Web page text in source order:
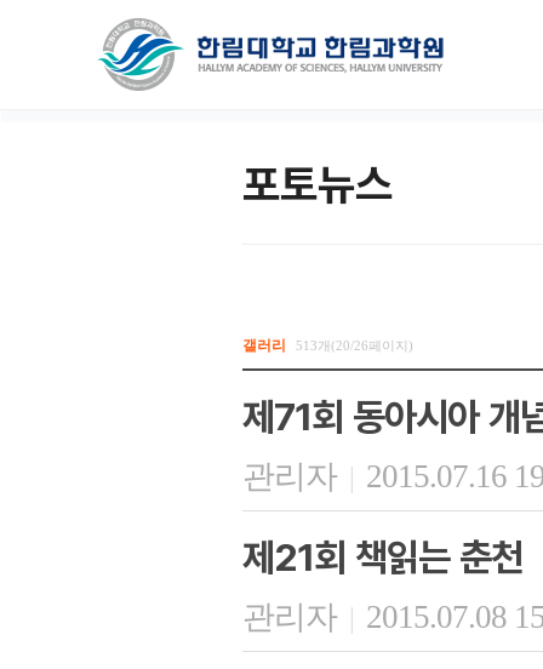
포토뉴스
갤러리 513개(20/26페이지)
제71회 동아시아 개
관리자 | 2015.07.16
제21회 책읽는 춘천
관리자 | 2015.07.08